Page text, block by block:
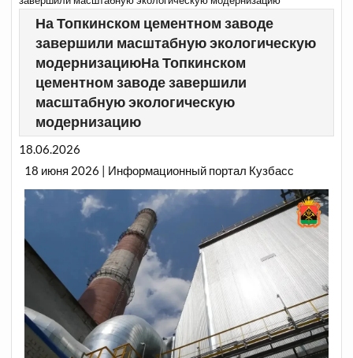
На Топкинском цементном заводе
завершили масштабную экологическую
модернизациюНа Топкинском
цементном заводе завершили
масштабную экологическую
модернизацию
18.06.2026
18 июня 2026 | Информационный портал Кузбасс